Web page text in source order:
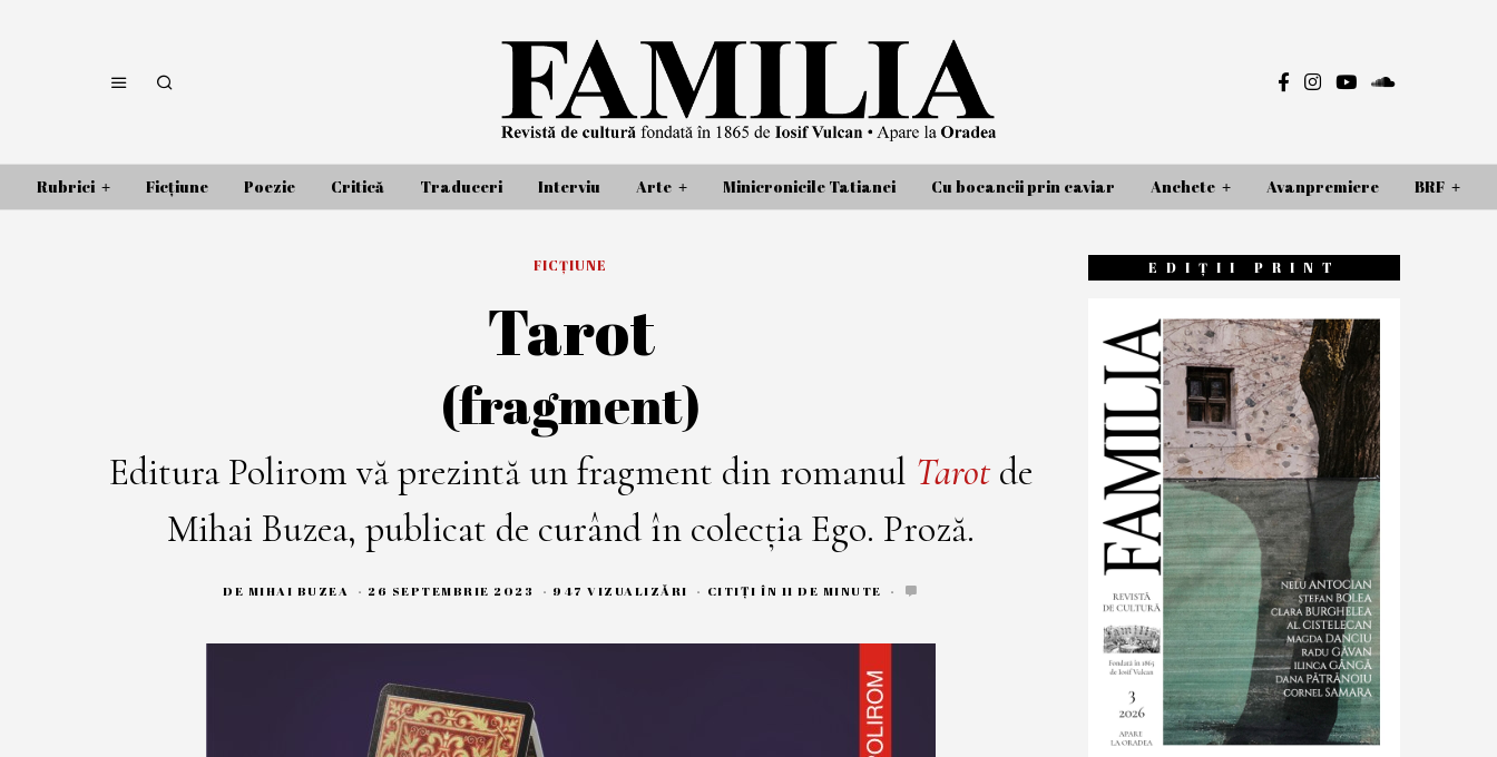
Rubrici Ficțiune Poezie Critică Traduceri Interviu Arte Minicronicile Tatianei Cu bocancii prin caviar Anchete Avanpremiere BRF
FICȚIUNE
Tarot
(fragment)
Editura Polirom vă prezintă un fragment din romanul Tarotde
Mihai Buzea, publicat de curând în colecția Ego. Proză.
DE MIHAI BUZEA 26 SEPTEMBRIE 2023
E
M
B
R
947 VIZUALIZĂRI CITIȚI ÎN 11 DE MINUTE
EDIȚII PRINT